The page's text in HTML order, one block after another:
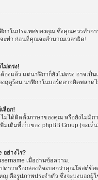
าในประเทศของคุณ ซึ่งคุณควรทำก
ะทำ ก่อนที่คุณจะคำนวณเวลาผิด!
ม่ตรง!
งแล้ว แต่นาฬิกาก็ยังไม่ตรง อาจเป็น
งฤดูร้อน นาฬิกาในบอร์ดอาจผิดพลา
ลือก!
ไม่ได้ติดตั้งภาษาของคุณ หรือยังไม่
เติมที่เว็บของ phpBB Group (จะเ
อย่างไร?
เมื่ออ่านข้อความ.
ดาวหรือกล่องที่จะบอกว่าคุณโพสต์ข้อ
คือรูปภาพประจำตัว ซึ่งจะบ่งบอกผู้